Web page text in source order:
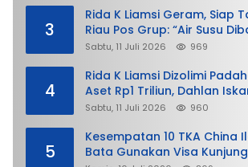
3
Rida K Liamsi Geram, Siap
Riau Pos Grup: “Air Susu
Sabtu, 11 Juli 2026 969
4
Rida K Liamsi Dizolimi
Aset Rp1 Triliun, Dahlan
Membela
Sabtu, 11 Juli 2026 960
5
Kesempatan 10 TKA China
Bata Gunakan Visa